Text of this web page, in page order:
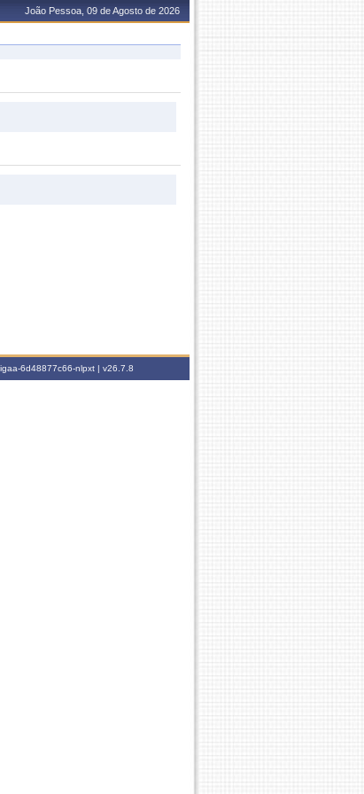
João Pessoa, 09 de Agosto de 2026
6d48877c66-nlpxt | v26.7.8